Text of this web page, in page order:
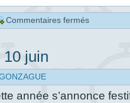
Commentaires fermés
juin
année s’annonce